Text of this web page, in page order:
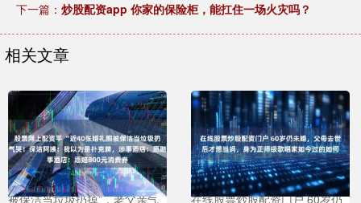
下一篇： 炒股配资app 你家的保险柜，能扛住一场火灾吗？
相关文章
股票网上配资平 “近40张婚礼照
被保洁当垃圾扔掉”，老父亲气
在线股票炒股配资门户 60岁仍